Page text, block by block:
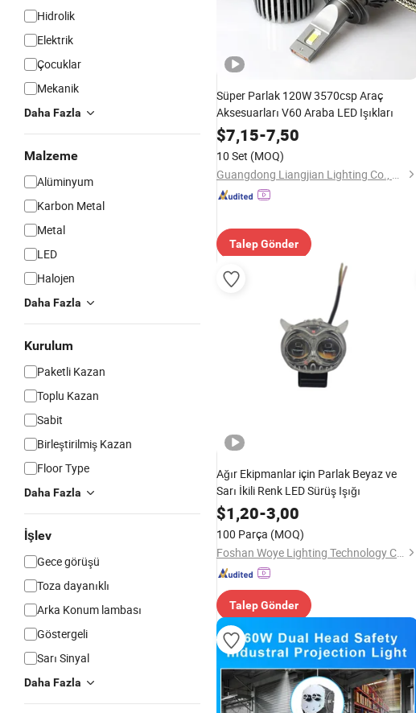
Hidrolik
Elektrik
Çocuklar
Mekanik
Daha Fazla
Malzeme
Alüminyum
Karbon Metal
Metal
LED
Halojen
Daha Fazla
Kurulum
Paketli Kazan
Toplu Kazan
Sabit
Birleştirilmiş Kazan
Floor Type
Daha Fazla
İşlev
Gece görüşü
Toza dayanıklı
Arka Konum lambası
Göstergeli
Sarı Sinyal
Daha Fazla
Süper Parlak 120W 3570csp Araç
Aksesuarları V60 Araba LED Işıkları
$7,15-7,50
10 Set (MOQ)
Guangdong Liangjian Lighting Co., Ltd.
Talep Gönder
Ağır Ekipmanlar için Parlak Beyaz ve
Sarı İkili Renk LED Sürüş Işığı
$1,20-3,00
100 Parça (MOQ)
Foshan Woye Lighting Technology Co., Ltd
Talep Gönder